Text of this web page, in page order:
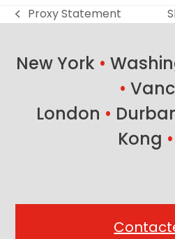
previous
Proxy Statement
New York •
•
London •
Kong •